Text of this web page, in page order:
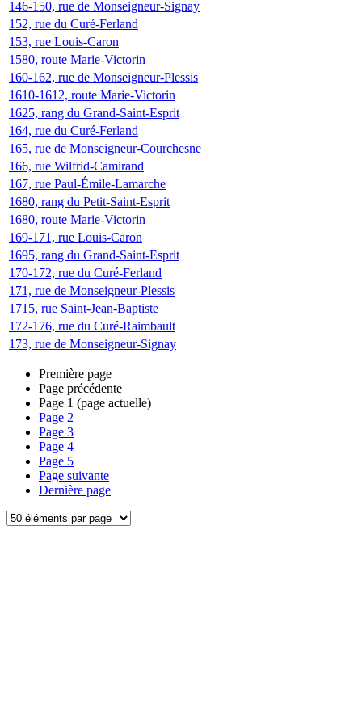
146-150, rue de Monseigneur-Signay
152, rue du Curé-Ferland
153, rue Louis-Caron
1580, route Marie-Victorin
160-162, rue de Monseigneur-Plessis
1610-1612, route Marie-Victorin
1625, rang du Grand-Saint-Esprit
164, rue du Curé-Ferland
165, rue de Monseigneur-Courchesne
166, rue Wilfrid-Camirand
167, rue Paul-Émile-Lamarche
1680, rang du Petit-Saint-Esprit
1680, route Marie-Victorin
169-171, rue Louis-Caron
1695, rang du Grand-Saint-Esprit
170-172, rue du Curé-Ferland
171, rue de Monseigneur-Plessis
1715, rue Saint-Jean-Baptiste
172-176, rue du Curé-Raimbault
173, rue de Monseigneur-Signay
Première page
Page précédente
Page 1 (page actuelle)
Page 2
Page 3
Page 4
Page 5
Page suivante
Dernière page